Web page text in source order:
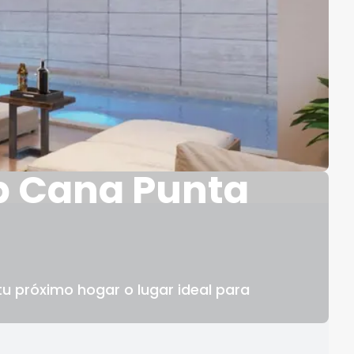
Cana Punta
próximo hogar o lugar ideal para